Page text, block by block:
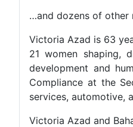
…and dozens of other
Victoria Azad is 63
21 women shaping,
development and
Compliance at the
services, automotive,
Victoria Azad and